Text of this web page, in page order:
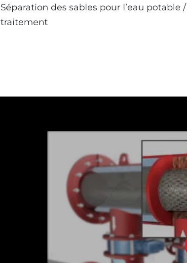
Séparation des sables pour l’eau potable
traitement